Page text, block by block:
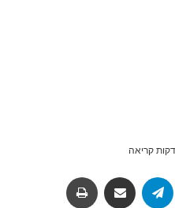
WhatsApp
Telegram שיתוף באמצעות מייל